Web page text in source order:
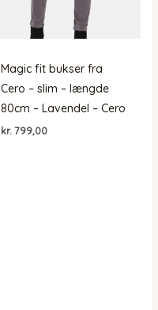
Magic fit bukser fra
Cero – slim – længde
80cm – Lavendel – Cero
kr. 799,00